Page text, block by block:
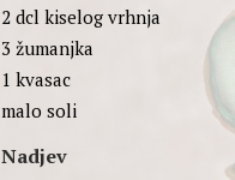
2 dcl kiselog vrhnja
3 žumanjka
1 kvasac
malo soli
Nadjev